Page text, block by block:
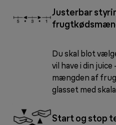
Justerbar
Du skal blot
vil have i din
mængden af
glasset med
Start og stop